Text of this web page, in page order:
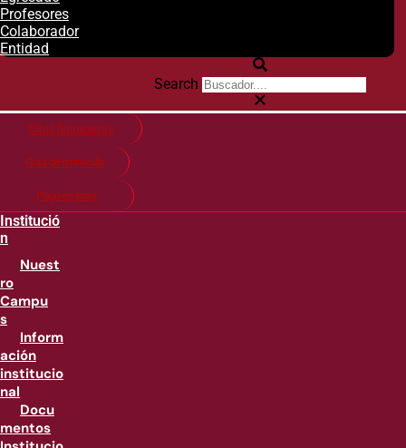
Profesores
Colaborador
Entidad
Search
Citas financieras
Guía de matricula
Pago en línea
Institució
n
Nuest
ro
Campu
s
Inform
ación
institucio
nal
Docu
mentos